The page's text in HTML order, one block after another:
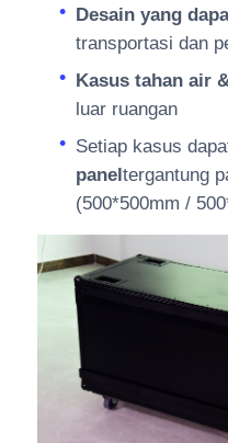
Desain yang
transportasi dan
Kasus tahan air
luar ruangan
Setiap kasus
paneltergantung
(500*500mm /